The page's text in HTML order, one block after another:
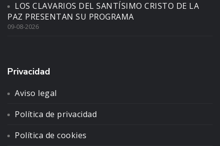
LOS CLAVARIOS DEL SANTÍSIMO CRISTO DE LA
PAZ PRESENTAN SU PROGRAMA
09-08-2026
Privacidad
Aviso legal
Política de privacidad
Política de cookies